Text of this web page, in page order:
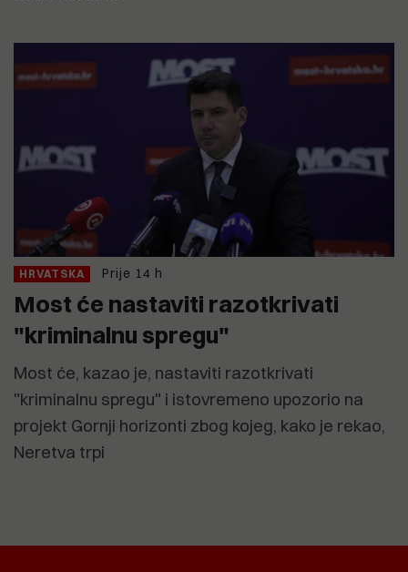
HRVATSKA Prije 14 h
Most će nastaviti razotkrivati
"kriminalnu spregu"
Most će, kazao je, nastaviti razotkrivati
"kriminalnu spregu" i istovremeno upozorio na
projekt Gornji horizonti zbog kojeg, kako je rekao,
Neretva trpi